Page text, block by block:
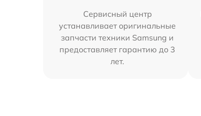
Сервисный центр
устанавливает оригинальные
запчасти техники Samsung и
предоставляет гарантию до 3
лет.